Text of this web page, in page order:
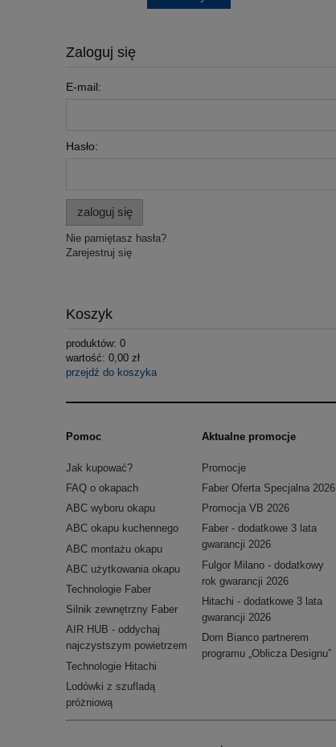
Zaloguj się
E-mail:
Hasło:
zaloguj się
Nie pamiętasz hasła?
Zarejestruj się
Koszyk
produktów: 0
wartość: 0,00 zł
przejdź do koszyka
Pomoc
Jak kupować?
FAQ o okapach
ABC wyboru okapu
ABC okapu kuchennego
ABC montażu okapu
ABC użytkowania okapu
Technologie Faber
Silnik zewnętrzny Faber
AIR HUB - oddychaj
najczystszym powietrzem
Technologie Hitachi
Lodówki z szufladą
próżniową
Aktualne promocje
Promocje
Faber Oferta Specjalna 2026
Promocja VB 2026
Faber - dodatkowe 3 lata
gwarancji 2026
Fulgor Milano - dodatkowy
rok gwarancji 2026
Hitachi - dodatkowe 3 lata
gwarancji 2026
Dom Bianco partnerem
programu „Oblicza Designu”